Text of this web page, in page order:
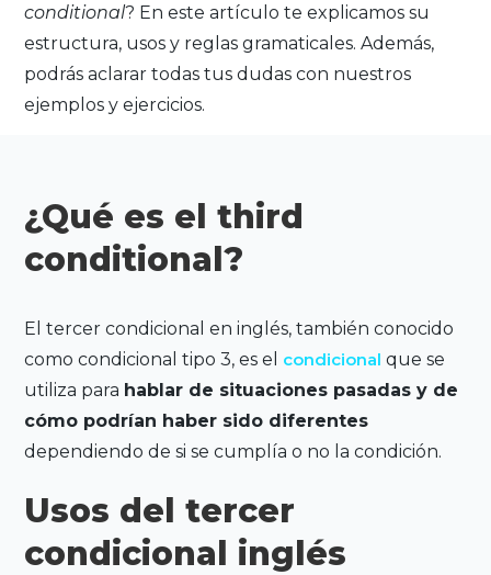
conditional? En este artículo te explicamos su
estructura, usos y reglas gramaticales. Además,
podrás aclarar todas tus dudas con nuestros
ejemplos y ejercicios.
¿Qué es el third
conditional?
El tercer condicional en inglés, también conocido
como condicional tipo 3, es el condicional que se
utiliza para hablar de situaciones pasadas y de
cómo podrían haber sido diferentes
dependiendo de si se cumplía o no la condición.
Usos del tercer
condicional inglés